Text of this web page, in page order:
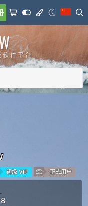
软 件 平 台
初级 VIP 正式用户